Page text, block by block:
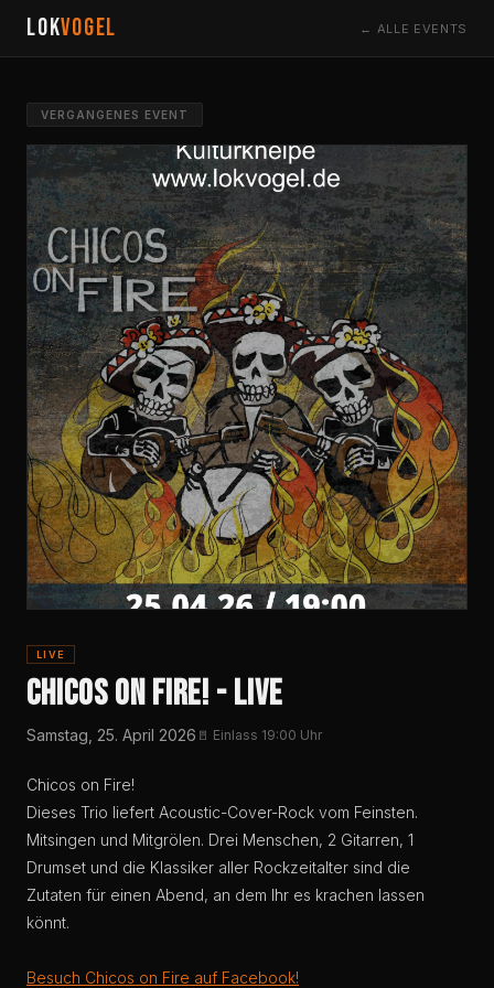
LOKVOGEL ← ALLE EVENTS
VERGANGENES EVENT
LIVE
Chicos On Fire! - Live
Samstag, 25. April 2026 🚪 Einlass 19:00 Uhr
Chicos on Fire!
Dieses Trio liefert Acoustic-Cover-Rock vom Feinsten.
Mitsingen und Mitgrölen. Drei Menschen, 2 Gitarren, 1
Drumset und die Klassiker aller Rockzeitalter sind die
Zutaten für einen Abend, an dem Ihr es krachen lassen
könnt.
Besuch Chicos on Fire auf Facebook!